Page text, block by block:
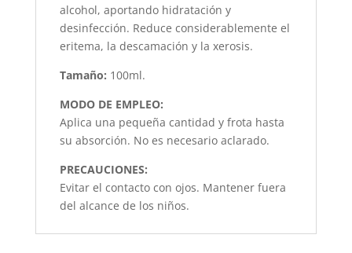
alcohol, aportando hidratación y
desinfección. Reduce considerablemente el
eritema, la descamación y la xerosis.
Tamaño: 100ml.
MODO DE EMPLEO:
Aplica una pequeña cantidad y frota hasta
su absorción. No es necesario aclarado.
PRECAUCIONES:
Evitar el contacto con ojos. Mantener fuera
del alcance de los niños.